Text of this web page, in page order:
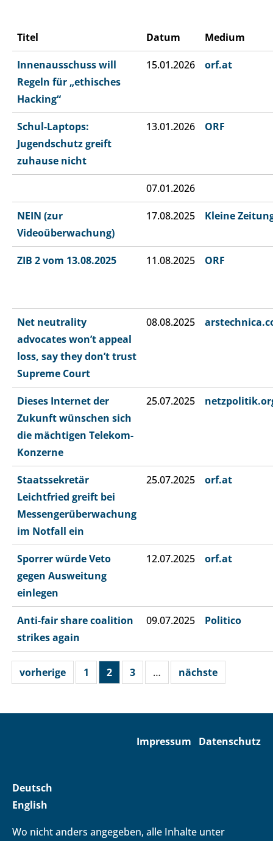
Titel Datum Medium
Innenausschuss will
Regeln für „ethisches
Hacking“
15.01.2026 orf.at
Schul-Laptops:
Jugendschutz greift
zuhause nicht
13.01.2026 ORF
07.01.2026
NEIN (zur
Videoüberwachung)
17.08.2025 Kleine
ZIB 2 vom 13.08.2025 11.08.2025 ORF
Net neutrality
advocates won’t appeal
loss, say they don’t trust
Supreme Court
08.08.2025
Dieses Internet der
Zukunft wünschen sich
die mächtigen Telekom-
Konzerne
25.07.2025
Staatssekretär
Leichtfried greift bei
Messengerüberwachung
im Notfall ein
25.07.2025 orf.at
Sporrer würde Veto
gegen Ausweitung
einlegen
12.07.2025 orf.at
Anti-fair share coalition
strikes again
09.07.2025 Politico
vorherige 1 2 3 … nächste
Impressum Datenschutz
Deutsch
English
Wo nicht anders angegeben, alle Inhalte unter